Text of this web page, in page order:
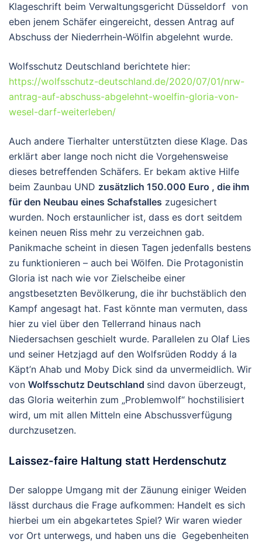
Klageschrift beim Verwaltungsgericht Düsseldorf von
eben jenem Schäfer eingereicht, dessen Antrag auf
Abschuss der Niederrhein-Wölfin abgelehnt wurde.
Wolfsschutz Deutschland berichtete hier:
https://wolfsschutz-deutschland.de/2020/07/01/nrw-
antrag-auf-abschuss-abgelehnt-woelfin-gloria-von-
wesel-darf-weiterleben/
Auch andere Tierhalter unterstützten diese Klage. Das
erklärt aber lange noch nicht die Vorgehensweise
dieses betreffenden Schäfers. Er bekam aktive Hilfe
beim Zaunbau UND zusätzlich 150.000 Euro , die ihm
für den Neubau eines Schafstalles zugesichert
wurden. Noch erstaunlicher ist, dass es dort seitdem
keinen neuen Riss mehr zu verzeichnen gab.
Panikmache scheint in diesen Tagen jedenfalls bestens
zu funktionieren – auch bei Wölfen. Die Protagonistin
Gloria ist nach wie vor Zielscheibe einer
angstbesetzten Bevölkerung, die ihr buchstäblich den
Kampf angesagt hat. Fast könnte man vermuten, dass
hier zu viel über den Tellerrand hinaus nach
Niedersachsen geschielt wurde. Parallelen zu Olaf Lies
und seiner Hetzjagd auf den Wolfsrüden Roddy á la
Käpt’n Ahab und Moby Dick sind da unvermeidlich. Wir
von Wolfsschutz Deutschland sind davon überzeugt,
das Gloria weiterhin zum „Problemwolf“ hochstilisiert
wird, um mit allen Mitteln eine Abschussverfügung
durchzusetzen.
Laissez-faire Haltung statt Herdenschutz
Der saloppe Umgang mit der Zäunung einiger Weiden
lässt durchaus die Frage aufkommen: Handelt es sich
hierbei um ein abgekartetes Spiel? Wir waren wieder
vor Ort unterwegs, und haben uns die Gegebenheiten